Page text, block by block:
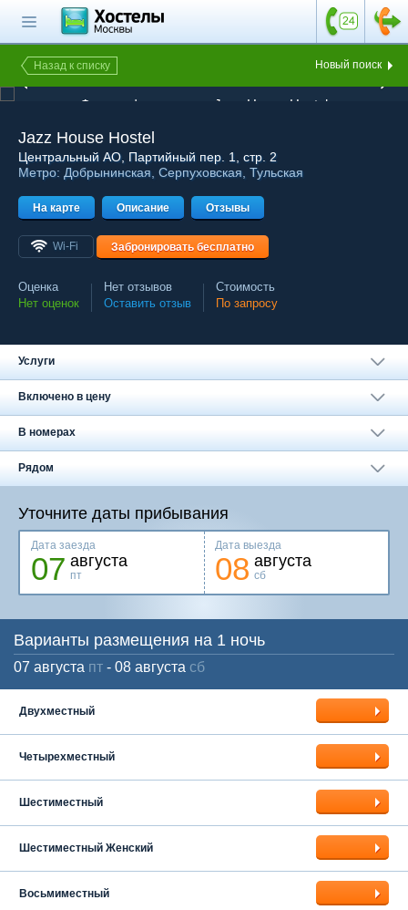
Назад к списку Новый поиск
Фотография хостела Jazz House Hostel
Jazz House Hostel
Центральный АО , Партийный пер. 1, стр. 2
Метро: Добрынинская Серпуховская Тульская
На карте Описание Отзывы
Wi-Fi Забронировать бесплатно
Оценка
Нет оценок
Нет отзывов
Оставить отзыв
Стоимость
По запросу
Услуги
Включено в цену
В номерах
Рядом
Уточните даты прибывания
Дата заезда
07 августа
пт
Дата выезда
08 августа
сб
Варианты размещения на 1 ночь
07 августа пт - 08 августа сб
Двухместный
Четырехместный
Шестиместный
Шестиместный Женский
Восьмиместный
Главная страница
Поиск хостела
Все хостелы
Отзывы о
хостелах
Каталог хостелов
Как оплатить
Контакты
в социальных сетях
Бесплатный по России
8 (800) 222-58-32
Петербург
+7 (812) 418-22-18
Полная версия сайта